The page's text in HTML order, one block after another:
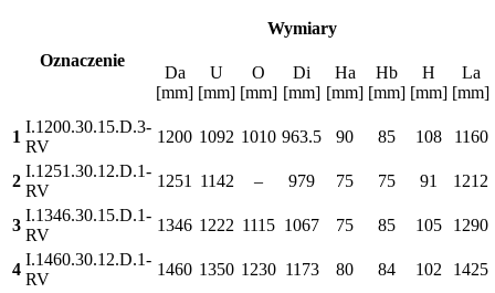
Oznaczenie
Wymiary
Da
[mm]
U
[mm]
O
[mm]
Di
[mm]
Ha
[mm]
Hb
[mm]
H
[mm]
La
[mm]
1
I.1200.30.15.D.3-
RV
1200 1092 1010 963.5 90 85 108 1160
2
I.1251.30.12.D.1-
RV
1251 1142 – 979 75 75 91 1212
3
I.1346.30.15.D.1-
RV
1346 1222 1115 1067 75 85 105 1290
4
I.1460.30.12.D.1-
RV
1460 1350 1230 1173 80 84 102 1425